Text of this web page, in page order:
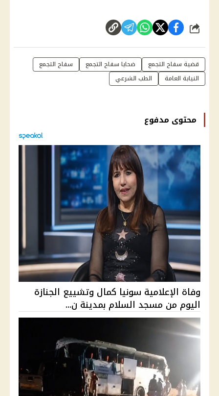
شارك
قضية سفاح التجمع ضحايا سفاح التجمع
سفاح التجمع
النيابة العامة
الطب الشرعي
محتوى مدفوع
وفاة الإعلامية سونيا كمال وتشييع الجنازة
اليوم من مسجد السلام بمدينة ن...